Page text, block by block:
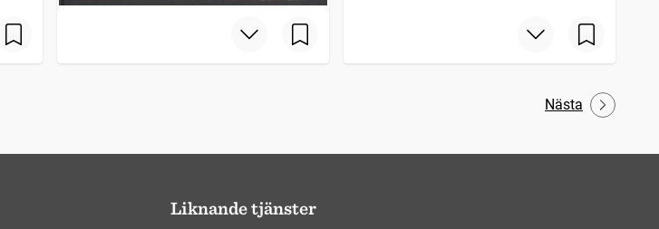
Nästa
Liknande tjänster